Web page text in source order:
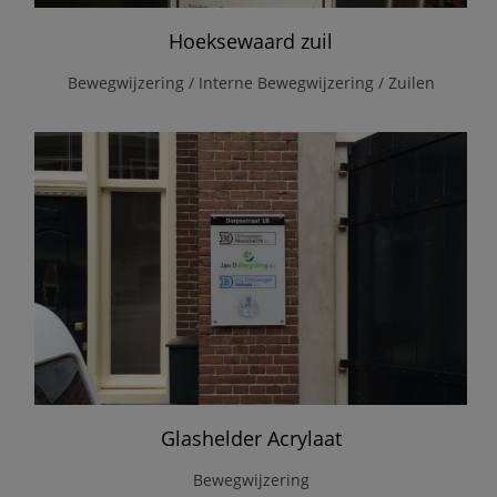
Hoeksewaard zuil
Bewegwijzering / Interne Bewegwijzering / Zuilen
Glashelder Acrylaat
Bewegwijzering